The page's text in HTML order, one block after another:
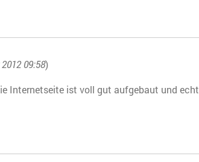
09:58)
Internetseite ist voll gut aufgebaut und echt